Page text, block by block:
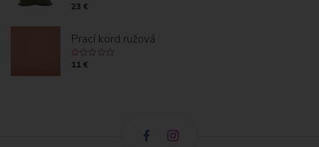
23 €
Prací kord ružová
11 €